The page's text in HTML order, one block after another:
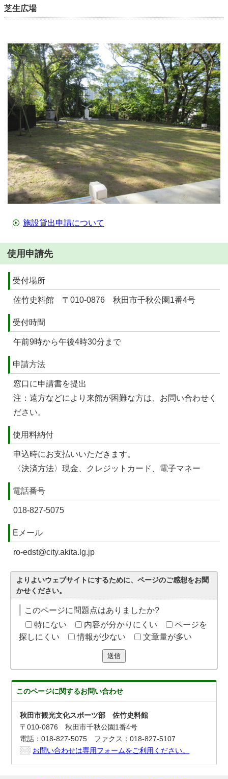
芝生広場
施設貸出申請について
使用申請先
受付場所
佐竹史料館 〒010-0876 秋田市千秋公園1番4号
受付時間
午前9時から午後4時30分まで
申請方法
窓口に申請書を提出
注：遠方などにより来館が困難な方は、お問い合わせく
ださい。
使用料納付
申込時にお支払いいただきます。
〈決済方法〉現金、クレジットカード、電子マネー
電話番号
018-827-5075
Eメール
ro-edst@city.akita.lg.jp
よりよいウェブサイトにするために、ページのご感想をお聞
かせください。
このページに問題点はありましたか?
特にない
内容が分かりにくい
ページを
探しにくい
情報が少ない 文章量が多い
送信
このページに関するお問い合わせ
秋田市観光文化スポーツ部 佐竹史料館
〒010-0876 秋田市千秋公園1番4号
電話：018-827-5075 ファクス：018-827-5107
お問い合わせは専用フォームをご利用ください。